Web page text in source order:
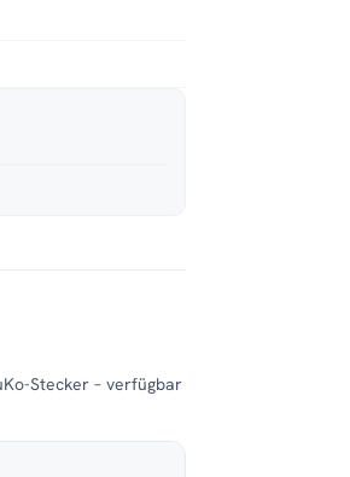
Stecker – verfügbar